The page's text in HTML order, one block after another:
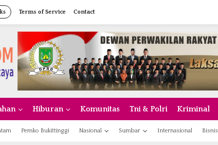
Terms of Service Contact
Hiburan Komunitas Tni & Polri Kriminal
Pemko Bukittinggi Nasional Sumbar Internasional Bisnis